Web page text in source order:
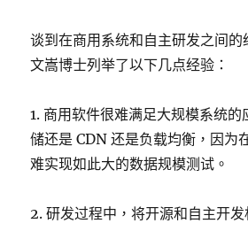
谈到在商用系统和自主研发之间
文嵩博士列举了以下几点经验：
1. 商用软件很难满足大规模系统
储还是 CDN 还是负载均衡，因为
难实现如此大的数据规模测试。
2. 研发过程中，将开源和自主开